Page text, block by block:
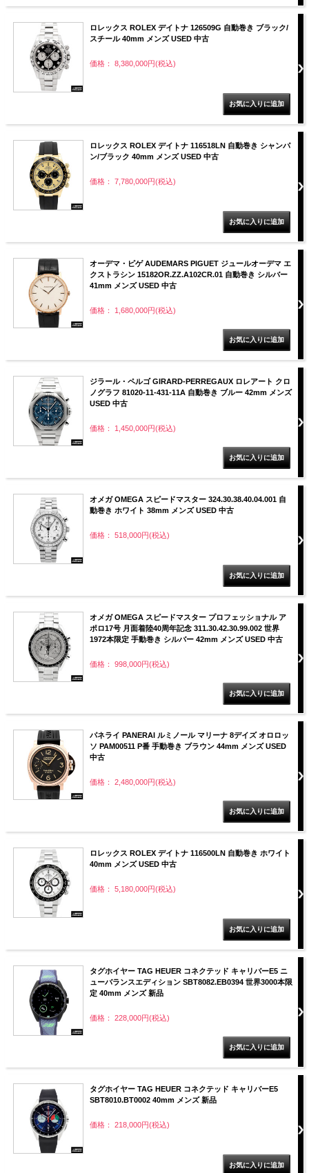
ロレックス ROLEX デイトナ 126509G 自動巻き ブラック/
スチール 40mm メンズ USED 中古
価格： 8,380,000円(税込)
ロレックス ROLEX デイトナ 116518LN 自動巻き シャンパ
ン/ブラック 40mm メンズ USED 中古
価格： 7,780,000円(税込)
オーデマ・ピゲ AUDEMARS PIGUET ジュールオーデマ エ
クストラシン 15182OR.ZZ.A102CR.01 自動巻き シルバー
41mm メンズ USED 中古
価格： 1,680,000円(税込)
ジラール・ペルゴ GIRARD-PERREGAUX ロレアート クロ
ノグラフ 81020-11-431-11A 自動巻き ブルー 42mm メンズ
USED 中古
価格： 1,450,000円(税込)
オメガ OMEGA スピードマスター 324.30.38.40.04.001 自
動巻き ホワイト 38mm メンズ USED 中古
価格： 518,000円(税込)
オメガ OMEGA スピードマスター プロフェッショナル ア
ポロ17号 月面着陸40周年記念 311.30.42.30.99.002 世界
1972本限定 手動巻き シルバー 42mm メンズ USED 中古
価格： 998,000円(税込)
パネライ PANERAI ルミノール マリーナ 8デイズ オロロッ
ソ PAM00511 P番 手動巻き ブラウン 44mm メンズ USED
中古
価格： 2,480,000円(税込)
ロレックス ROLEX デイトナ 116500LN 自動巻き ホワイト
40mm メンズ USED 中古
価格： 5,180,000円(税込)
タグホイヤー TAG HEUER コネクテッド キャリバーE5 ニ
ューバランスエディション SBT8082.EB0394 世界3000本限
定 40mm メンズ 新品
価格： 228,000円(税込)
タグホイヤー TAG HEUER コネクテッド キャリバーE5
SBT8010.BT0002 40mm メンズ 新品
価格： 218,000円(税込)